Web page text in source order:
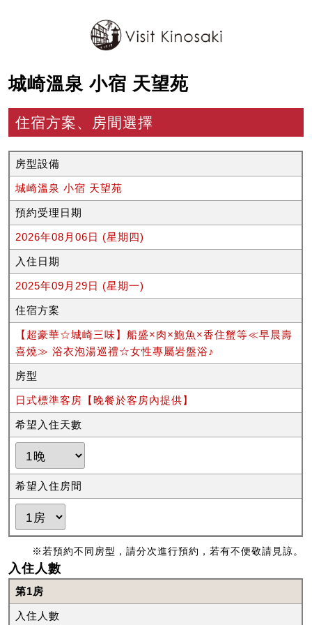
城崎溫泉 小宿 天望苑
住宿方案、房間選擇
房型設備
城崎溫泉 小宿 天望苑
預約受理日期
2026年08月06日 (星期四)
入住日期
2025年09月29日 (星期一)
住宿方案
【超豪華☆城崎三味】船盛×肉×鮑魚×香住蟹等≪早晨壽
喜燒≫ 浴衣泡湯巡禮☆女性專屬岩盤浴♪
房型
日式標準客房【晚餐於客房內提供】
希望入住天數
希望入住房間
※若預約不同房型，請分次進行預約，若有不便敬請見諒。
入住人數
第1房
入住人數